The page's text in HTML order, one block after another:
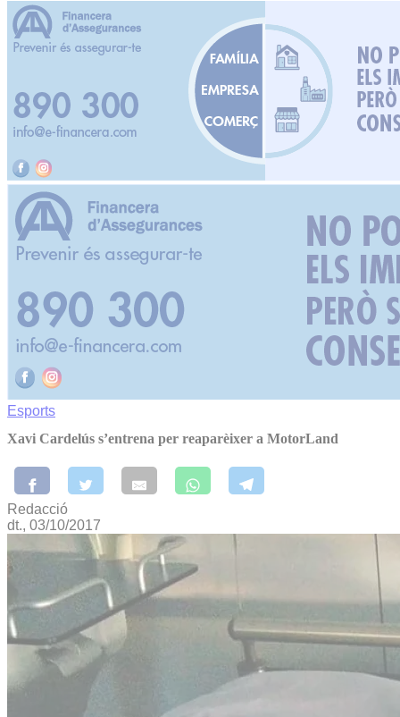
Esports
Xavi Cardelús s’entrena per reaparèixer a MotorLand
Redacció
dt., 03/10/2017